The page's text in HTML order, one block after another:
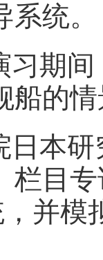
统。
期间
船的
日本
栏目
，并